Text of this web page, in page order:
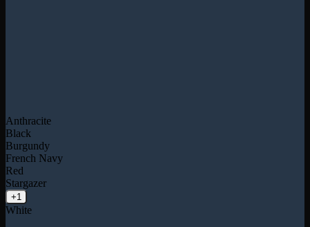
Anthracite
Black
Burgundy
French Navy
Red
Stargazer
+1
White